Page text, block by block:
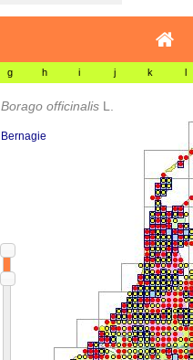
g h i j k l
Borago officinalis L.
Bernagie